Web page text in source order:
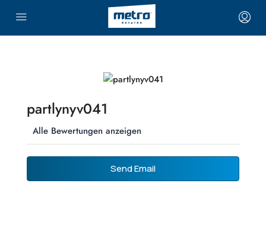
partlynyv041
Alle Bewertungen anzeigen
Send Email